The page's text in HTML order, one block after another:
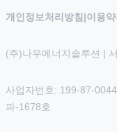
개인정보처리방침 |이용
(주)나우에너지솔루션 |
사업자번호: 199-87-
파-1678호